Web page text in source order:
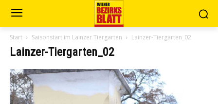
Start Saisonstart im Lainzer Tiergarten Lainzer-Tiergarten_02
Lainzer-Tiergarten_02